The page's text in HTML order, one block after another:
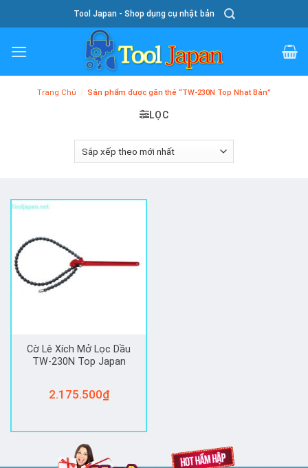
To
Content
Tool Japan - Shop dụng cụ nhật bản
Trang Chủ / Sản phẩm được gắn thẻ “TW-230N Top Nhạt Bản”
LỌC
Cờ Lê Xích Mở Lọc Dầu
TW-230N Top Japan
2.175.500₫